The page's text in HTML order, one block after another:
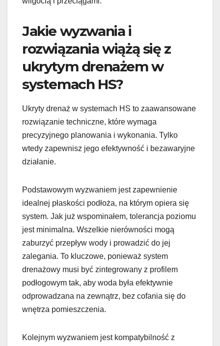
Jakie wyzwania i
rozwiązania wiążą się z
ukrytym drenażem w
systemach HS?
Ukryty drenaż w systemach HS to zaawansowane
rozwiązanie techniczne, które wymaga
precyzyjnego planowania i wykonania. Tylko
wtedy zapewnisz jego efektywność i bezawaryjne
działanie.
Podstawowym wyzwaniem jest zapewnienie
idealnej płaskości podłoża, na którym opiera się
system. Jak już wspominałem, tolerancja poziomu
jest minimalna. Wszelkie nierówności mogą
zaburzyć przepływ wody i prowadzić do jej
zalegania. To kluczowe, ponieważ system
drenażowy musi być zintegrowany z profilem
podłogowym tak, aby woda była efektywnie
odprowadzana na zewnątrz, bez cofania się do
wnętrza pomieszczenia.
Kolejnym wyzwaniem jest kompatybilność z